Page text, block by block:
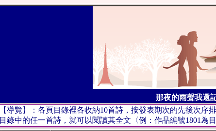
那夜的雨聲我還
【導覽】：各頁目錄裡各收納10首詩，按發表期次的先後次
目錄中的任一首詩，就可以閱讀其全文〈例：作品編號1801為目